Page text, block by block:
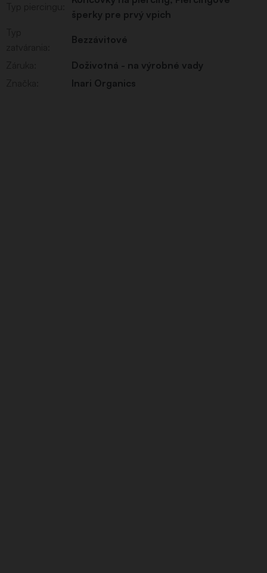
šperky pre prvý vpich
Bezzávitové
Doživotná - na výrobné vady
Inari Organics